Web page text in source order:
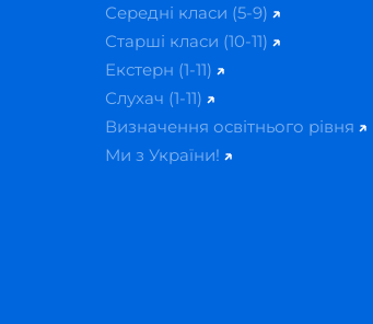
Середні класи (5-9)
Старші класи (10-11)
Екстерн (1-11)
Слухач (1-11)
Визначення освітнього рівня
Ми з України!